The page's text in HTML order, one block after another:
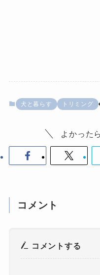
犬と暮らす トリミング
よかった
コメント
コメントする